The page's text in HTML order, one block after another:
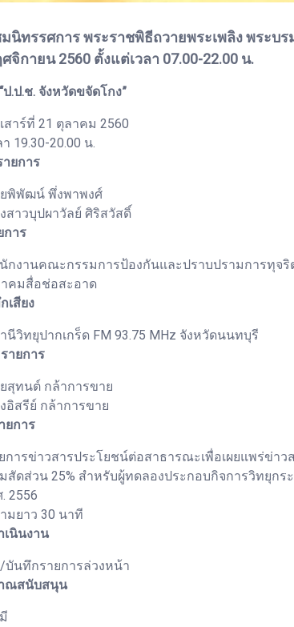
มนิทรรศการ พระราชพิธีถวายพระเพลิง พระ
จิกายน 2560 ตั้งแต่เวลา 07.00-22.00 น.
ป.ป.ช. จังหวัดขจัดโกง”
สาร์ที่ 21 ตุลาคม 2560
า 19.30-20.00 น.
ายการ
พิพัฒน์ พึ่งพาพงศ์
สาวบุปผาวัลย์ ศิริสวัสดิ์
การ
กงานคณะกรรมการป้องกันและปราบปรามการทุจริ
คมสื่อช่อสะอาด
เสียง
นีวิทยุปากเกร็ด FM 93.75 MHz จังหวัดนนทบุรี
ายการ
สุทนต์ กล้าการขาย
อิสรีย์ กล้าการขาย
ยการ
การข่าวสารประโยชน์ต่อสาธารณะเพื่อเผยแพร่ข่า
สัดส่วน 25% สำหรับผู้ทดลองประกอบกิจการวิทยุกร
2556
มยาว 30 นาที
เนินงาน
บันทึกรายการล่วงหน้า
ณสนับสนุน